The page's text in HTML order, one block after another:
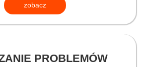
zobacz
PROBLEMÓW